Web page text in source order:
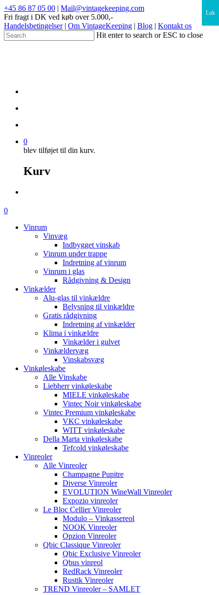
+45 86 87 05 00 | Mail@vintagekeeping.com
Fri fragt i DK ved køb over 5.000,-
Handelsbetingelser| Om VintageKeeping | Blog | Kontakt os
Hit enter to search or ESC to close
0
blev tilføjet til din kurv.
Kurv
0
Vinrum
Vinvæg
Indbygget vinskab
Vinrum under trappe
Indretning af vinrum
Vinrum i glas
Rådgivning & Design
Vinkælder
Alu-glas til vinkældre
Belysning til vinkældre
Gratis rådgivning
Indretning af vinkælder
Klima i vinkældre
Vinkælder i gulvet
Vinkældervæg
Vinskabsvæg
Vinkøleskabe
Alle Vinskabe
Liebherr vinkøleskabe
MIELE vinkøleskabe
Vintec Noir vinkøleskabe
Vintec Premium vinkøleskabe
VKC vinkøleskabe
WITT vinkøleskabe
Della Marta vinkøleskabe
Tefcold vinkøleskabe
Vinreoler
Alle Vinreoler
Champagne Pupitre
Diverse Vinreoler
EVOLUTION WineWall Vinreoler
Expozio vinreoler
Le Bloc Cellier Vinreoler
Modulo – Vinkassereol
NOOK Vinreoler
Opzion Vinreoler
Qbic Classique Vinreoler
Qbic Exclusive Vinreoler
Qbus vinreol
RedRack Vinreoler
Rustik Vinreoler
TREND Vinreoler – SAMLET
×
Luk